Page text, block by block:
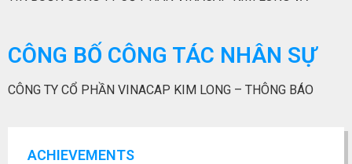
CÔNG BỐ CÔNG TÁC NHÂN SỰ
CÔNG TY CỔ PHẦN VINACAP KIM LONG – THÔNG BÁO
ACHIEVEMENTS